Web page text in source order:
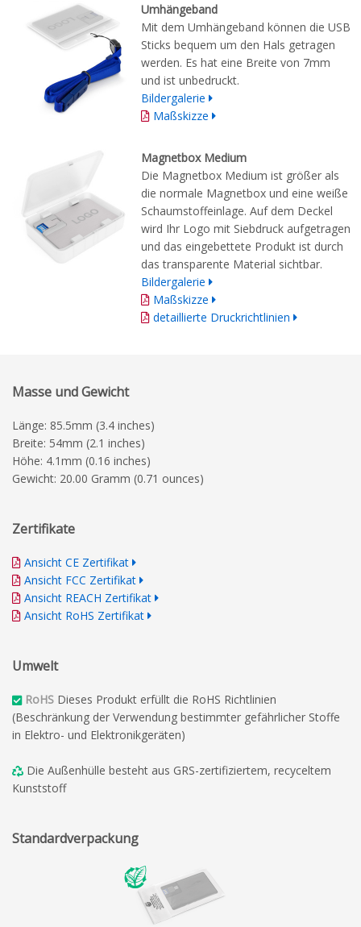
Umhängeband
Mit dem Umhängeband können die USB
Sticks bequem um den Hals getragen
werden. Es hat eine Breite von 7mm
und ist unbedruckt.
Bildergalerie
Maßskizze
Magnetbox Medium
Die Magnetbox Medium ist größer als
die normale Magnetbox und eine weiße
Schaumstoffeinlage. Auf dem Deckel
wird Ihr Logo mit Siebdruck aufgetragen
und das eingebettete Produkt ist durch
das transparente Material sichtbar.
Bildergalerie
Maßskizze
detaillierte Druckrichtlinien
Masse und Gewicht
Länge: 85.5mm (3.4 inches)
Breite: 54mm (2.1 inches)
Höhe: 4.1mm (0.16 inches)
Gewicht: 20.00 Gramm (0.71 ounces)
Zertifikate
Ansicht CE Zertifikat
Ansicht FCC Zertifikat
Ansicht REACH Zertifikat
Ansicht RoHS Zertifikat
Umwelt
RoHS Dieses Produkt erfüllt die RoHS Richtlinien
(Beschränkung der Verwendung bestimmter gefährlicher Stoffe
in Elektro- und Elektronikgeräten)
Die Außenhülle besteht aus GRS-zertifiziertem, recyceltem
Kunststoff
Standardverpackung